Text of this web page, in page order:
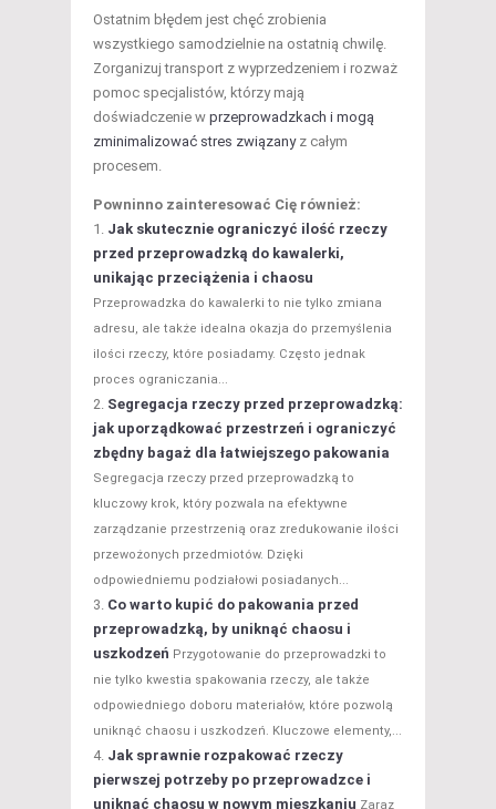
Ostatnim błędem jest chęć zrobienia
wszystkiego samodzielnie na ostatnią chwilę.
Zorganizuj transport z wyprzedzeniem i rozważ
pomoc specjalistów, którzy mają
doświadczenie w przeprowadzkach i mogą
zminimalizować stres związanyz całym
procesem.
Powninno zainteresować Cię również:
Jak skutecznie ograniczyć ilość rzeczy
przed przeprowadzką do kawalerki,
unikając przeciążenia i chaosu
Przeprowadzka do kawalerki to nie tylko zmiana
adresu, ale także idealna okazja do przemyślenia
ilości rzeczy, które posiadamy. Często jednak
proces ograniczania...
Segregacja rzeczy przed przeprowadzką:
jak uporządkować przestrzeń i ograniczyć
zbędny bagaż dla łatwiejszego pakowania
Segregacja rzeczy przed przeprowadzką to
kluczowy krok, który pozwala na efektywne
zarządzanie przestrzenią oraz zredukowanie ilości
przewożonych przedmiotów. Dzięki
odpowiedniemu podziałowi posiadanych...
Co warto kupić do pakowania przed
przeprowadzką, by uniknąć chaosu i
uszkodzeń Przygotowanie do przeprowadzki to
nie tylko kwestia spakowania rzeczy, ale także
odpowiedniego doboru materiałów, które pozwolą
uniknąć chaosu i uszkodzeń. Kluczowe elementy,...
Jak sprawnie rozpakować rzeczy
pierwszej potrzeby po przeprowadzce i
uniknąć chaosu w nowym mieszkaniu Zaraz